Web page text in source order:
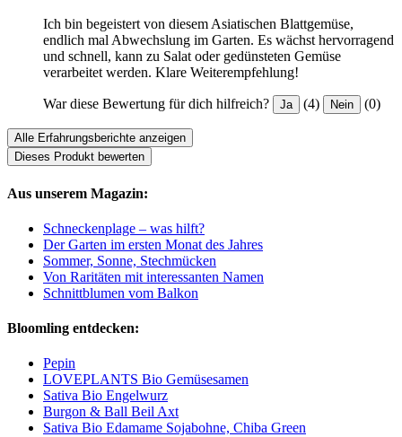
Ich bin begeistert von diesem Asiatischen Blattgemüse,
endlich mal Abwechslung im Garten. Es wächst hervorragend
und schnell, kann zu Salat oder gedünsteten Gemüse
verarbeitet werden. Klare Weiterempfehlung!
War diese Bewertung für dich hilfreich? Ja (4) Nein (0)
Alle Erfahrungsberichte anzeigen
Dieses Produkt bewerten
Aus unserem Magazin:
Schneckenplage – was hilft?
Der Garten im ersten Monat des Jahres
Sommer, Sonne, Stechmücken
Von Raritäten mit interessanten Namen
Schnittblumen vom Balkon
Bloomling entdecken:
Pepin
LOVEPLANTS Bio Gemüsesamen
Sativa Bio Engelwurz
Burgon & Ball Beil Axt
Sativa Bio Edamame Sojabohne, Chiba Green